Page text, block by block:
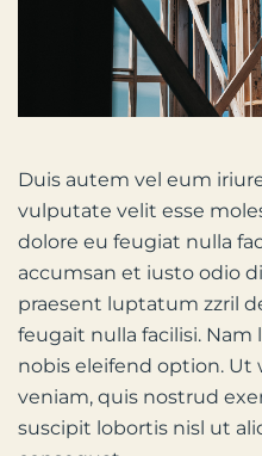
Duis autem vel eum
vulputate velit esse
dolore eu feugiat nulla
accumsan et iusto odio
praesent luptatum zzril
feugait nulla facilisi.
nobis eleifend option. Ut
veniam, quis nostrud
suscipit lobortis nisl ut